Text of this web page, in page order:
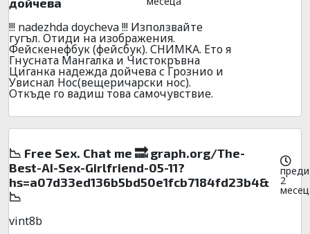
!!! nadezhda doycheva !!! Използвайте
гугъл. Отиди на изображения.
Фейскенефбук (фейсбук). СНИМКА. Ето я
Гнусната Мангалка и Чистокръвна
Циганка надежда дойчева с Грознио и
Увиснал Нос(вещеричарски нос).
Откъде го вадиш това самочувствие.
📉 Free Sex. Chat me 🔜 graph.org/The-
Best-AI-Sex-Girlfriend-05-11?
hs=a07d33ed136b5bd50e1fcb7184fd23b4&
📉
преди
2
vint8b